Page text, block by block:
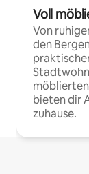
Voll
Von
den
bieten dir
zuhause.